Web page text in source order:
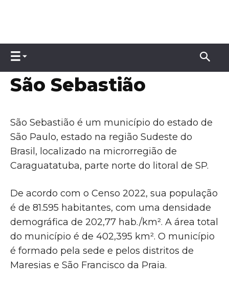
São Sebastião
São Sebastião é um município do estado de
São Paulo, estado na região Sudeste do
Brasil, localizado na microrregião de
Caraguatatuba, parte norte do litoral de SP.
De acordo com o Censo 2022, sua população
é de 81.595 habitantes, com uma densidade
demográfica de 202,77 hab./km². A área total
do município é de 402,395 km². O município
é formado pela sede e pelos distritos de
Maresias e São Francisco da Praia.